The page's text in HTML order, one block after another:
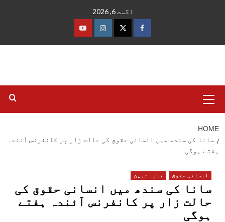
اگست 6, 2026
فیس
ٹوئٹرانسٹاگرام
یوٹیوب
Menu
HOME
سانا کی سندھ میں انسانی حقوق کی حالت زار پر کانفرنس آئندہ
ہفتے ہوگی
انسانی حقوق تازہ ترین
سانا کی سندھ میں انسانی حقوق کی
حالت زار پر کانفرنس آئندہ ہفتے
ہوگی